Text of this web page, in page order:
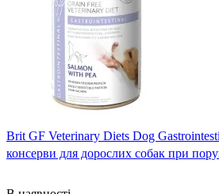
Brit GF Veterinary Diets Dog
консерви для дорослих собак при